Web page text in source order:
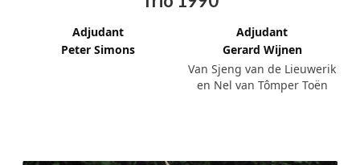
Adjudant
Peter Simons
Adjudant
Gerard Wijnen
Van Sjeng van de Lieuwerik
en Nel van Tômper Toën